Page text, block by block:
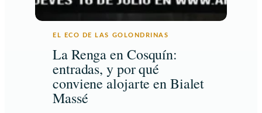
EL ECO DE LAS GOLONDRINAS
La Renga en Cosquín:
entradas, y por qué
conviene alojarte en Bialet
Massé